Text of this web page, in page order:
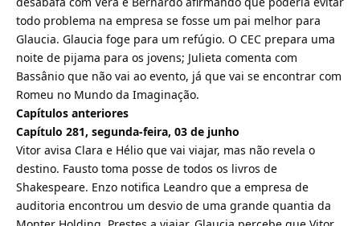
todo problema na empresa se fosse um pai melhor para
Glaucia. Glaucia foge para um refúgio. O CEC prepara uma
noite de pijama para os jovens; Julieta comenta com
Bassânio que não vai ao evento, já que vai se encontrar com
Romeu no Mundo da Imaginação.
Capítulos anteriores
Capítulo 281, segunda-feira, 03 de junho
Vitor avisa Clara e Hélio que vai viajar, mas não revela o
destino. Fausto toma posse de todos os livros de
Shakespeare. Enzo notifica Leandro que a empresa de
auditoria encontrou um desvio de uma grande quantia da